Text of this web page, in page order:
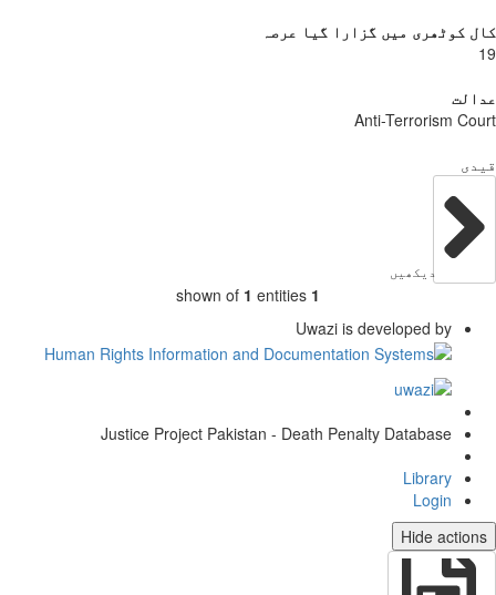
کوٹھری میں گزارا گیا عرصہ
Anti-Terrorism
دیکھیں
shown of 1 entities
Uwazi is developed by
Justice Project Pakistan - Death Penalty Database
Library
Login
Hide